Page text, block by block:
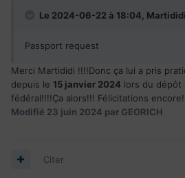
Le 2024-06-22 à 18:04, Martididi
Passport request
Merci Martididi !!!!Donc ça lui a pris
depuis le 15 janvier 2024 lors du dépôt
fédéral!!!!Ça alors!!! Félicitations
Modifié 23 juin 2024 par GEORICH
Citer